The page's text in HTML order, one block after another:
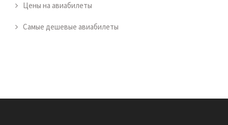
Цены на авиабилеты
Самые дешевые авиабилеты